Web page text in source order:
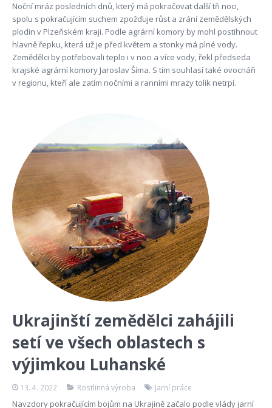
Noční mráz posledních dnů, který má pokračovat další tři noci,
spolu s pokračujícím suchem zpožďuje růst a zrání zemědělských
plodin v Plzeňském kraji. Podle agrární komory by mohl postihnout
hlavně řepku, která už je před květem a stonky má plné vody.
Zemědělci by potřebovali teplo i v noci a více vody, řekl předseda
krajské agrární komory Jaroslav Šíma. S tím souhlasí také ovocnáři
v regionu, kteří ale zatím nočními a ranními mrazy tolik netrpí.
Ukrajinští zemědělci zahájili
setí ve všech oblastech s
výjimkou Luhanské
13. 4. 2022 Rostlinná výroba Jarní práce
Navzdory pokračujícím bojům na Ukrajině začalo podle vlády jarní